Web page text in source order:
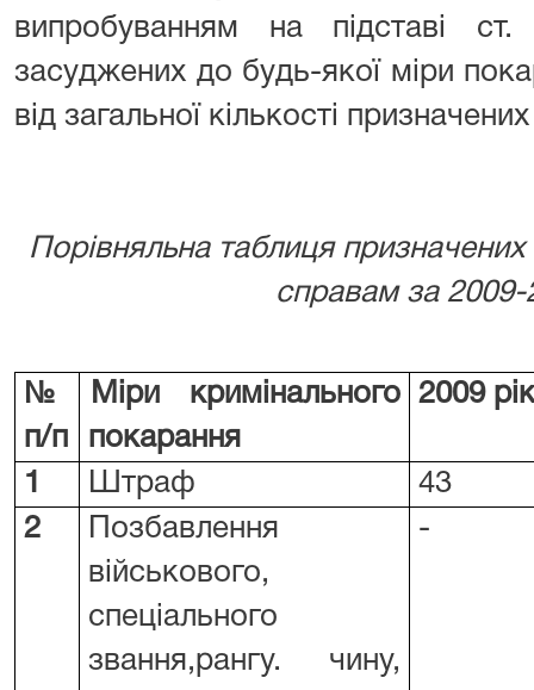
випробуванням на підставі
засуджених до будь-якої міри
від загальної кількості
Порівняльна таблиця
справам за 2009-
№
п/п
Міри кримінального
покарання
2009
1 Штраф
43
2
Позбавлення
військового,
спеціального
звання,рангу. чину,
-